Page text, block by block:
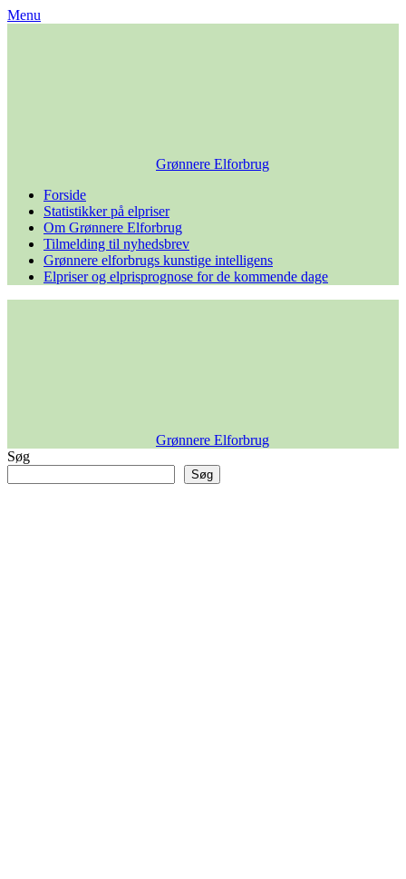
Skip
Menu
Grønnere Elforbrug
Forside
Statistikker på elpriser
Om Grønnere Elforbrug
Tilmelding til nyhedsbrev
Grønnere elforbrugs kunstige intelligens
Elpriser og elprisprognose for de kommende dage
Grønnere Elforbrug
Søg
Søg